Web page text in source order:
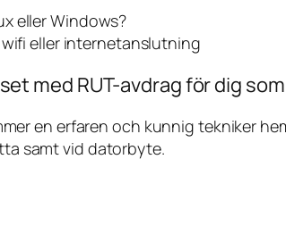
eller Windows?
eller internetanslutning
med RUT-avdrag för dig
en erfaren och kunnig tekniker
samt vid datorbyte.